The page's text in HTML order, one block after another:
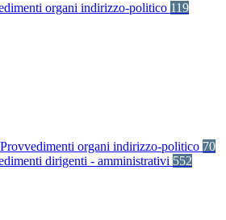
organi indirizzo-politico 119
Provvedimenti organi indirizzo-politico 70
dirigenti - amministrativi 552